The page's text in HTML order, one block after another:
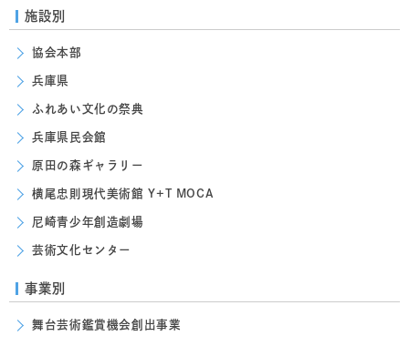
施設別
協会本部
兵庫県
ふれあい文化の祭典
兵庫県民会館
原田の森ギャラリー
横尾忠則現代美術館 Y+T MOCA
尼崎青少年創造劇場
芸術文化センター
事業別
舞台芸術鑑賞機会創出事業